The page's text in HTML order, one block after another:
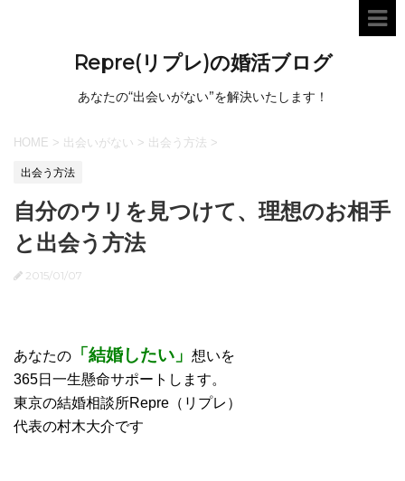
Repre(リプレ)の婚活ブログ
あなたの“出会いがない”を解決いたします！
HOME > 出会いがない > 出会う方法 >
出会う方法
自分のウリを見つけて、理想のお相手
と出会う方法
2015/01/07
あなたの 「結婚したい」 想いを
365日一生懸命サポートします。
東京の結婚相談所Repre（リプレ）
代表の村木大介です